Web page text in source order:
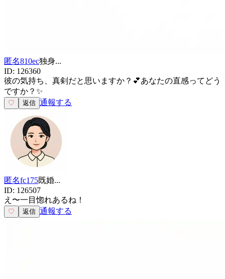
匿名810ec独身...
ID: 126360
彼の気持ち、真剣だと思いますか？💕あなたの直感ってどう
ですか？✨
♡ 返信 通報する
匿名fc175既婚...
ID: 126507
え〜一目惚れあるね！
♡ 返信 通報する